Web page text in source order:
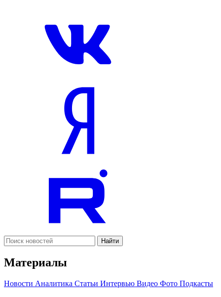
Найти
Материалы
Новости Аналитика Статьи Интервью Видео Фото Подкасты